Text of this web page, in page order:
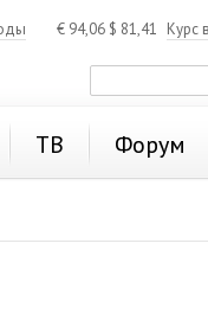
€ 94,06 $ 81,41 Курс
ТВ Форум